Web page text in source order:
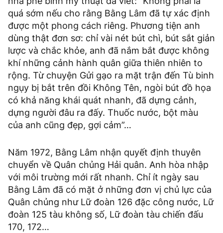
quá sớm nếu cho rằng Bằng Lâm đã tự xác định
được một phong cách riêng. Phương tiện anh
dùng thật đơn sơ: chỉ vài nét bút chì, bút sắt giản
lược và chắc khỏe, anh đã nắm bắt được không
khí những cảnh hành quân giữa thiên nhiên to
rộng. Từ chuyện Gửi gạo ra mặt trận đến Tù binh
ngụy bị bắt trên đồi Không Tên, ngòi bút đồ họa
có khả năng khái quát nhanh, đã dựng cảnh,
dựng người đâu ra đấy. Thuốc nước, bột màu
của anh cũng đẹp, gợi cảm”…
Năm 1972, Bằng Lâm nhận quyết định thuyên
chuyển về Quân chủng Hải quân. Anh hòa nhập
với môi trường mới rất nhanh. Chỉ ít ngày sau
Bằng Lâm đã có mặt ở những đơn vị chủ lực của
Quân chủng như Lữ đoàn 126 đặc công nước, Lữ
đoàn 125 tàu không số, Lữ đoàn tàu chiến đấu
170, 172…